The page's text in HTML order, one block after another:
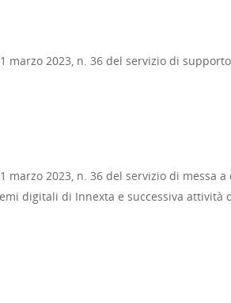
marzo 2023, n. 36 del servizio di
2023, n. 36 del servizio di messa
digitali di Innexta e successiva